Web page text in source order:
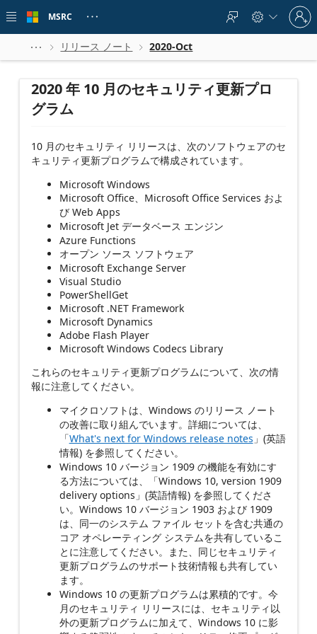
 main
MSRC    
Sign
in
to
account
  リリース ノート  2020-Oct
2020 年 10 月のセキュリティ更新プロ
グラム
10 月のセキュリティ リリースは、次のソフトウェアのセ
キュリティ更新プログラムで構成されています。
Microsoft Windows
Microsoft Office、Microsoft Office Services およ
び Web Apps
Microsoft Jet データベース エンジン
Azure Functions
オープン ソース ソフトウェア
Microsoft Exchange Server
Visual Studio
PowerShellGet
Microsoft .NET Framework
Microsoft Dynamics
Adobe Flash Player
Microsoft Windows Codecs Library
これらのセキュリティ更新プログラムについて、次の情
報に注意してください。
マイクロソフトは、Windows のリリース ノート
の改善に取り組んでいます。詳細については、
「What's next for Windows release notes 」(英語
情報) を参照してください。
Windows 10 バージョン 1909 の機能を有効にす
る方法については、「Windows 10, version 1909
delivery options」(英語情報) を参照してくださ
い。Windows 10 バージョン 1903 および 1909
は、同一のシステム ファイル セットを含む共通の
コア オペレーティング システムを共有しているこ
とに注意してください。また、同じセキュリティ
更新プログラムのサポート技術情報も共有してい
ます。
Windows 10 の更新プログラムは累積的です。今
月のセキュリティ リリースには、セキュリティ以
外の更新プログラムに加えて、Windows 10 に影